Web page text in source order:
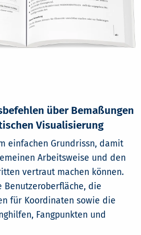
über Bemaßungen
Visualisierung
einfachen Grundrissn, damit
Arbeitsweise und den
vertraut machen können.
Benutzeroberfläche, die
für Koordinaten sowie die
Fangpunkten und